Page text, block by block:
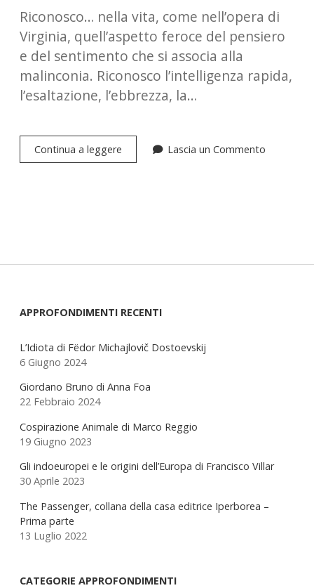
Riconosco… nella vita, come nell’opera di
Virginia, quell’aspetto feroce del pensiero
e del sentimento che si associa alla
malinconia. Riconosco l’intelligenza rapida,
l’esaltazione, l’ebbrezza, la…
Continua a leggere Possiedo
la
Woolf
Lascia un Commento
Sidebar
APPROFONDIMENTI RECENTI
L’Idiota di Fëdor Michajlovič Dostoevskij
6 Giugno 2024
Giordano Bruno di Anna Foa
22 Febbraio 2024
Cospirazione Animale di Marco Reggio
19 Giugno 2023
Gli indoeuropei e le origini dell’Europa di Francisco Villar
30 Aprile 2023
The Passenger, collana della casa editrice Iperborea –
Prima parte
13 Luglio 2022
CATEGORIE APPROFONDIMENTI